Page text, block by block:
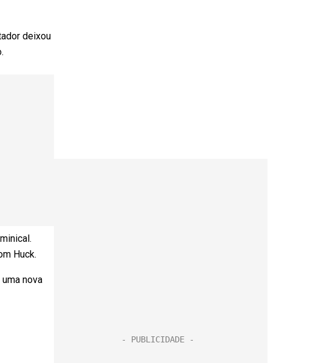
deixou
.
Huck.
nova